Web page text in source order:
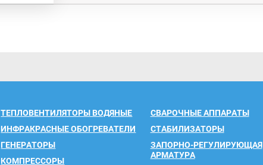
ТЕПЛОВЕНТИЛЯТОРЫ ВОДЯНЫЕ
ИНФРАКРАСНЫЕ ОБОГРЕВАТЕЛИ
ГЕНЕРАТОРЫ
КОМПРЕССОРЫ
СВАРОЧНЫЕ АППАРАТЫ
СТАБИЛИЗАТОРЫ
ЗАПОРНО-РЕГУЛИРУЮЩАЯ
АРМАТУРА